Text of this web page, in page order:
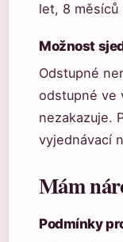
let, 8 měsíců
Možnost
Odstupné
odstupné ve
nezakazuje.
vyjednávací
Mám
Podmínky